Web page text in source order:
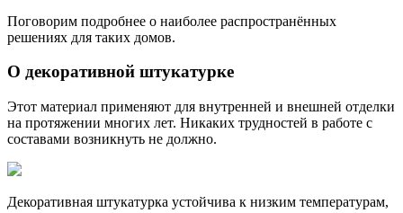
Поговорим подробнее о наиболее распространённых
решениях для таких домов.
О декоративной штукатурке
Этот материал применяют для внутренней и внешней отделки
на протяжении многих лет. Никаких трудностей в работе с
составами возникнуть не должно.
Декоративная штукатурка устойчива к низким температурам,